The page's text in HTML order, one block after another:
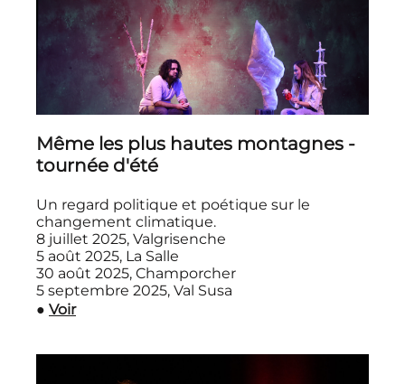
Même les plus hautes montagnes -
tournée d'été
Un regard politique et poétique sur le
changement climatique.
8 juillet 2025, Valgrisenche
5 août 2025, La Salle
30 août 2025, Champorcher
5 septembre 2025, Val Susa
● Voir